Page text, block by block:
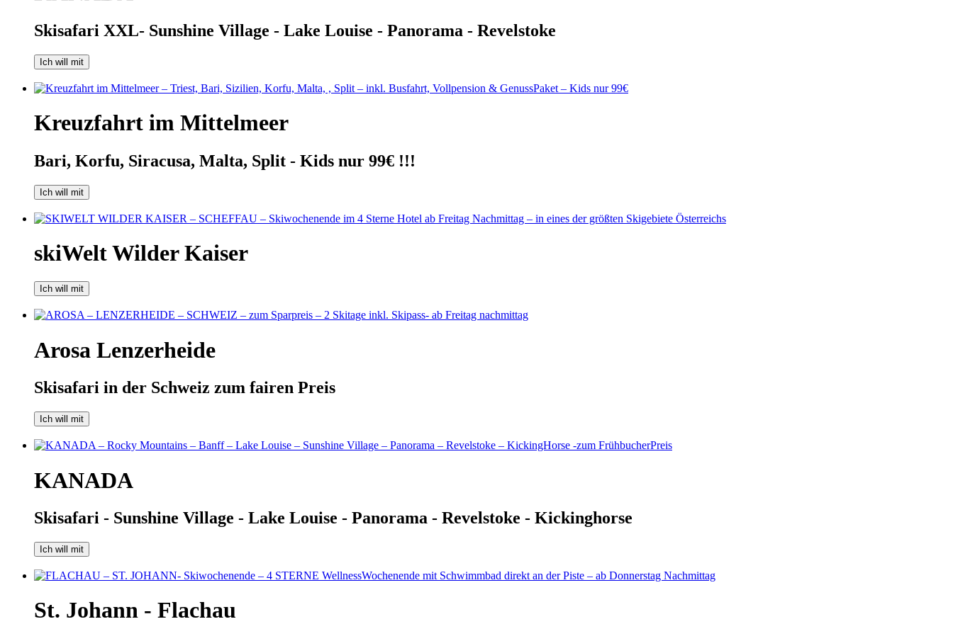
Skisafari XXL- Sunshine Village - Lake Louise - Panorama - Revelstoke
Ich will mit
Kreuzfahrt im Mittelmeer
Bari, Korfu, Siracusa, Malta, Split - Kids nur 99€ !!!
Ich will mit
skiWelt Wilder Kaiser
Ich will mit
Arosa Lenzerheide
Skisafari in der Schweiz zum fairen Preis
Ich will mit
KANADA
Skisafari - Sunshine Village - Lake Louise - Panorama - Revelstoke - Kickinghorse
Ich will mit
St. Johann - Flachau